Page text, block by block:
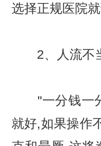
选择正规医院
2、人流不
"一分钱一分
就好,如果操作